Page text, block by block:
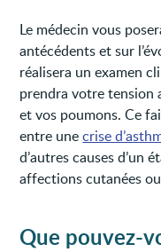
Le médecin vous
antécédents et sur
réalisera un examen
prendra votre
et vos poumons. Ce
entre unecrise
d’autres causes d’un
affections cutanées
Que pouvez-